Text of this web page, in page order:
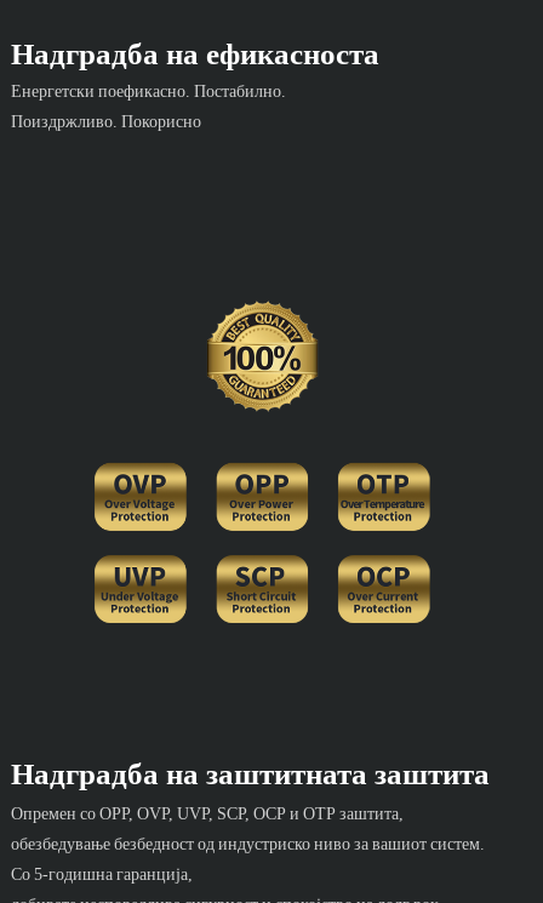
Надградба на ефикасноста
Енергетски поефикасно. Постабилно.
Поиздржливо. Покорисно
Надградба на заштитната заштита
Опремен со OPP, OVP, UVP, SCP, OCP и OTP заштита,
обезбедување безбедност од индустриско ниво за вашиот систем.
Со 5-годишна гаранција,